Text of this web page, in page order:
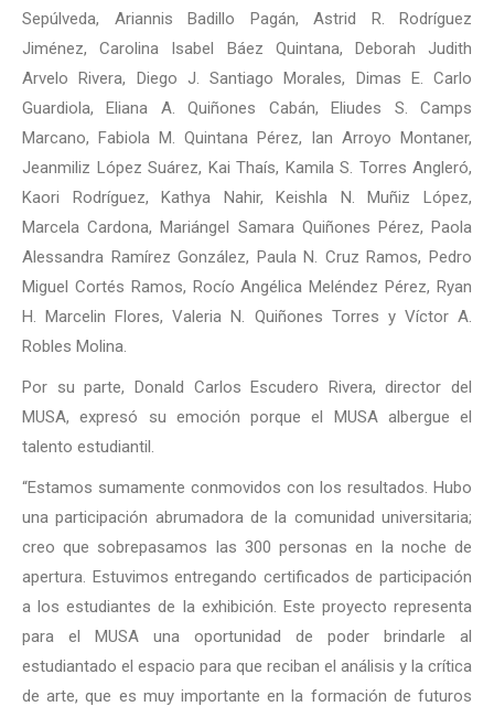
Sepúlveda, Ariannis Badillo Pagán, Astrid R. Rodríguez
Jiménez, Carolina Isabel Báez Quintana, Deborah Judith
Arvelo Rivera, Diego J. Santiago Morales, Dimas E. Carlo
Guardiola, Eliana A. Quiñones Cabán, Eliudes S. Camps
Marcano, Fabiola M. Quintana Pérez, Ian Arroyo Montaner,
Jeanmiliz López Suárez, Kai Thaís, Kamila S. Torres Angleró,
Kaori Rodríguez, Kathya Nahir, Keishla N. Muñiz López,
Marcela Cardona, Mariángel Samara Quiñones Pérez, Paola
Alessandra Ramírez González, Paula N. Cruz Ramos, Pedro
Miguel Cortés Ramos, Rocío Angélica Meléndez Pérez, Ryan
H. Marcelin Flores, Valeria N. Quiñones Torres y Víctor A.
Robles Molina.
Por su parte, Donald Carlos Escudero Rivera, director del
MUSA, expresó su emoción porque el MUSA albergue el
talento estudiantil.
“Estamos sumamente conmovidos con los resultados. Hubo
una participación abrumadora de la comunidad universitaria;
creo que sobrepasamos las 300 personas en la noche de
apertura. Estuvimos entregando certificados de participación
a los estudiantes de la exhibición. Este proyecto representa
para el MUSA una oportunidad de poder brindarle al
estudiantado el espacio para que reciban el análisis y la crítica
de arte, que es muy importante en la formación de futuros